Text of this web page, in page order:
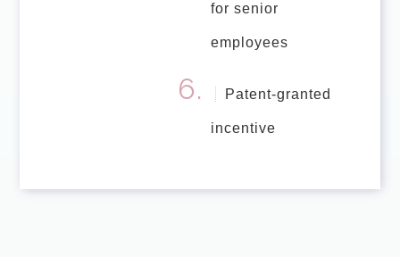
for senior
employees
Patent-granted
incentive